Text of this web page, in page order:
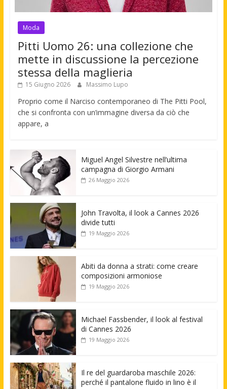
Moda
Pitti Uomo 26: una collezione che
mette in discussione la percezione
stessa della maglieria
15 Giugno 2026 Massimo Lupo
Proprio come il Narciso contemporaneo di The Pitti Pool,
che si confronta con un’immagine diversa da ciò che
appare, a
Miguel Angel Silvestre nell’ultima
campagna di Giorgio Armani
26 Maggio 2026
John Travolta, il look a Cannes 2026
divide tutti
19 Maggio 2026
Abiti da donna a strati: come creare
composizioni armoniose
19 Maggio 2026
Michael Fassbender, il look al festival
di Cannes 2026
19 Maggio 2026
Il re del guardaroba maschile 2026:
perché il pantalone fluido in lino è il